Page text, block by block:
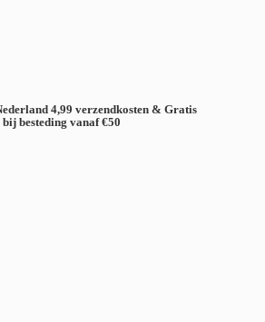
4,99 verzendkosten & Gratis
bij besteding vanaf €50